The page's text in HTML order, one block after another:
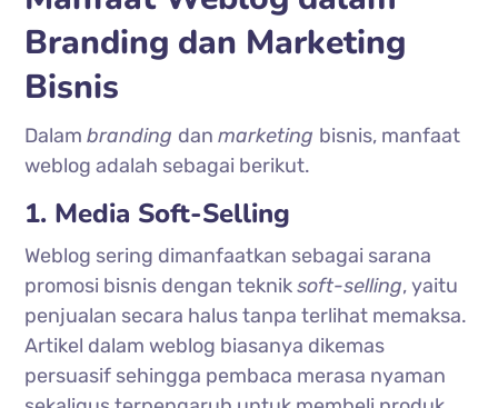
Branding dan Marketing
Bisnis
Dalambranding danmarketing bisnis, manfaat
weblog adalah sebagai berikut.
1. Media Soft-Selling
Weblog sering dimanfaatkan sebagai sarana
promosi bisnis dengan tekniksoft-selling, yaitu
penjualan secara halus tanpa terlihat memaksa.
Artikel dalam weblog biasanya dikemas
persuasif sehingga pembaca merasa nyaman